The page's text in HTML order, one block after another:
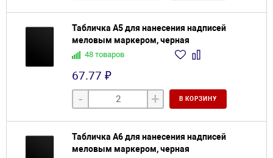
Табличка А5 для нанесения надписей
меловым маркером, черная
48 товаров
67.77 ₽
- + В КОРЗИНУ
Табличка А6 для нанесения надписей
меловым маркером, черная